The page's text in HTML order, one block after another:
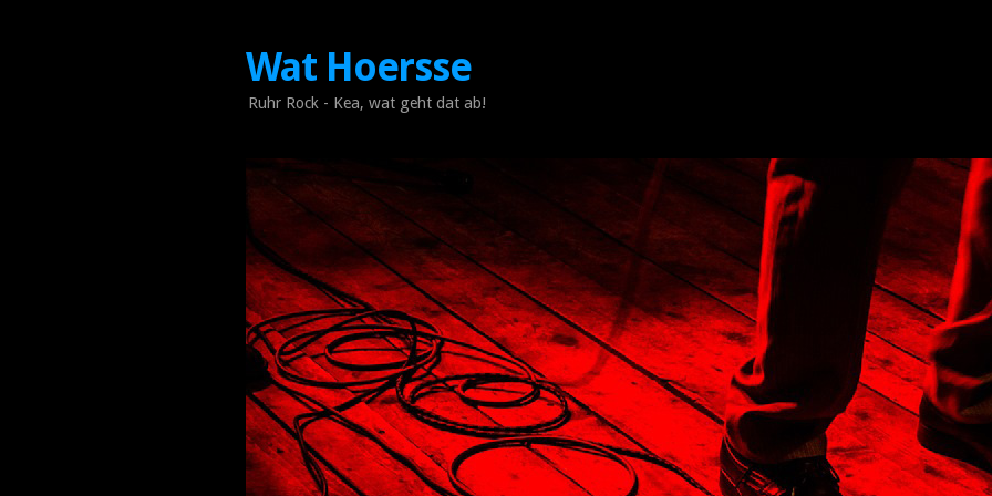
Wat Hoersse
Ruhr Rock - Kea, wat geht dat ab!